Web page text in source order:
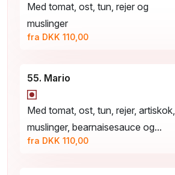
Med tomat, ost, tun, rejer og
muslinger
fra DKK 110,00
55. Mario
Med tomat, ost, tun, rejer, artiskok,
muslinger, bearnaisesauce og...
fra DKK 110,00